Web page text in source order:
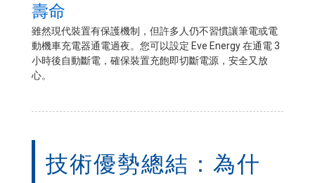
壽命
雖然現代裝置有保護機制，但許多人仍不習慣讓筆電或電
動機車充電器通電過夜。您可以設定 Eve Energy 在通電 3
小時後自動斷電，確保裝置充飽即切斷電源，安全又放
心。
技術優勢總結：為什